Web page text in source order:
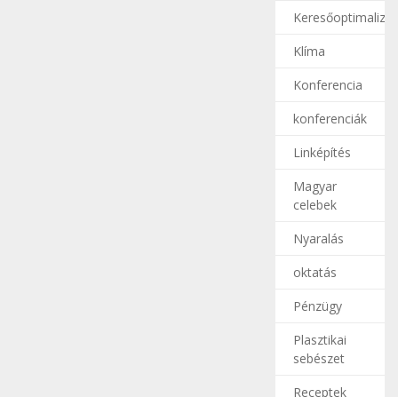
Klíma
Konferencia
konferenciák
Linképítés
Magyar
celebek
Nyaralás
oktatás
Pénzügy
Plasztikai
sebészet
Receptek